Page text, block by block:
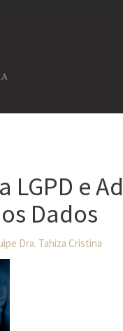
LGPD e
Dados
Dra. Tahiza Cristina